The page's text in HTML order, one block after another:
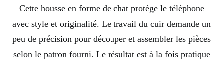
Cette housse en forme de chat protège le téléphone
avec style et originalité. Le travail du cuir demande un
peu de précision pour découper et assembler les pièces
selon le patron fourni. Le résultat est à la fois pratique